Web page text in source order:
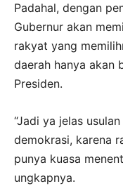
Padahal, dengan
Gubernur akan
rakyat yang
daerah hanya akan
Presiden.
“Jadi ya jelas
demokrasi, karena
punya kuasa
ungkapnya.